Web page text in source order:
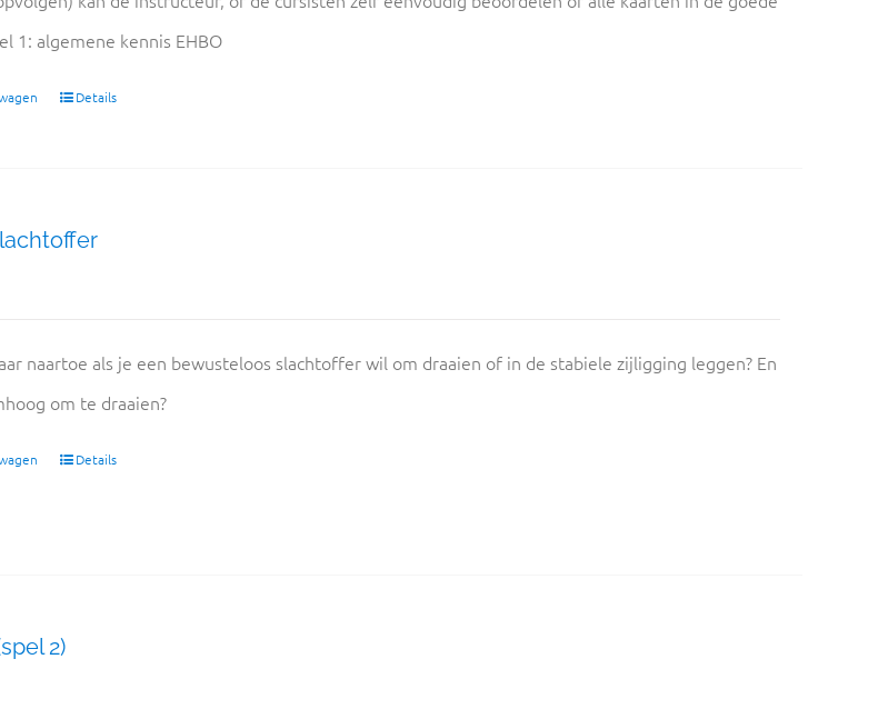
1: algemene kennis EHBO
Details
naartoe als je een bewusteloos slachtoffer wil om draaien of in de stabiele zijligging leggen? En
om te draaien?
Details
2)